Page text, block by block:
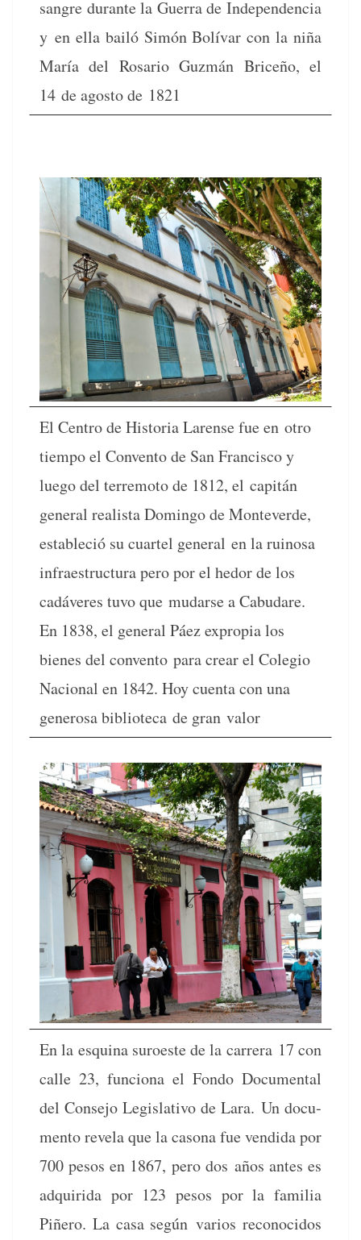
san­gre durante la Guer­ra de Inde­pen­den­cia
y en ella bailó Simón Bolí­var con la niña
María del Rosario Guzmán Briceño, el
14 de agos­to de 1821
El Cen­tro de His­to­ria Larense fue en otro
tiem­po el Con­ven­to de San Fran­cis­co y
luego del ter­re­mo­to de 1812, el capitán
gen­er­al real­ista Domin­go de Mon­teverde,
estable­ció su cuar­tel gen­er­al en la ruinosa
infraestruc­tura pero por el hedor de los
cadáveres tuvo que mudarse a Cabu­dare.
En 1838, el gen­er­al Páez expropia los
bienes del con­ven­to para crear el Cole­gio
Nacional en 1842. Hoy cuen­ta con una
gen­erosa bib­liote­ca de gran valor
En la esquina suroeste de la car­rera 17 con
calle 23, fun­ciona el Fon­do Doc­u­men­tal
del Con­se­jo Leg­isla­ti­vo de Lara. Un doc­u­
men­to rev­ela que la casona fue ven­di­da por
700 pesos en 1867, pero dos años antes es
adquiri­da por 123 pesos por la famil­ia
Piñero. La casa según var­ios recono­ci­dos